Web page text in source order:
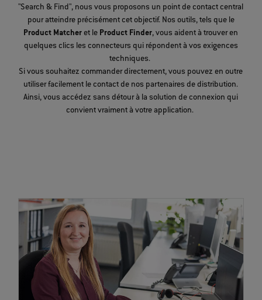
"Search & Find", nous vous proposons un point de contact central
pour atteindre précisément cet objectif. Nos outils, tels que le
Product Matcher et le Product Finder, vous aident à trouver en
quelques clics les connecteurs qui répondent à vos exigences
techniques.
Si vous souhaitez commander directement, vous pouvez en outre
utiliser facilement le contact de nos partenaires de distribution.
Ainsi, vous accédez sans détour à la solution de connexion qui
convient vraiment à votre application.